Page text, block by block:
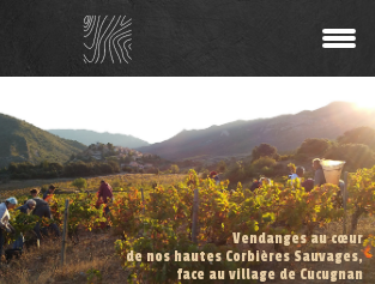
Vendanges au cœur
de nos hautes Corbières Sauvages,
face au village de Cucugnan